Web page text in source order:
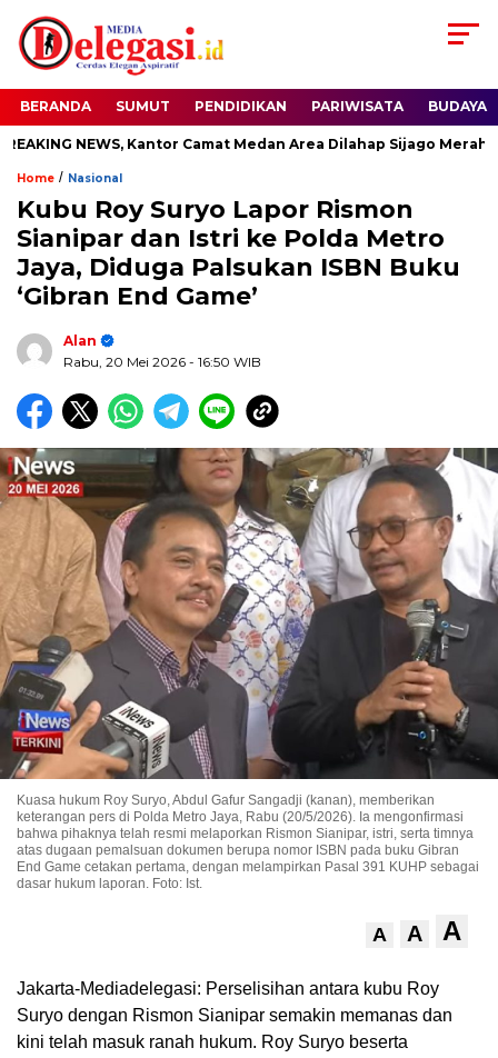
BERANDA SUMUT PENDIDIKAN PARIWISATA BUDAYA
NEWS, Kantor Camat Medan Area Dilahap Sijago Merah
Home / Nasional
Kubu Roy Suryo Lapor Rismon
Sianipar dan Istri ke Polda Metro
Jaya, Diduga Palsukan ISBN Buku
‘Gibran End Game’
Alan
Rabu, 20 Mei 2026 - 16:50 WIB
Kuasa hukum Roy Suryo, Abdul Gafur Sangadji (kanan), memberikan
keterangan pers di Polda Metro Jaya, Rabu (20/5/2026). Ia mengonfirmasi
bahwa pihaknya telah resmi melaporkan Rismon Sianipar, istri, serta timnya
atas dugaan pemalsuan dokumen berupa nomor ISBN pada buku Gibran
End Game cetakan pertama, dengan melampirkan Pasal 391 KUHP sebagai
dasar hukum laporan. Foto: Ist.
A A A
Jakarta-Mediadelegasi: Perselisihan antara kubu Roy
Suryo dengan Rismon Sianipar semakin memanas dan
kini telah masuk ranah hukum. Roy Suryo beserta